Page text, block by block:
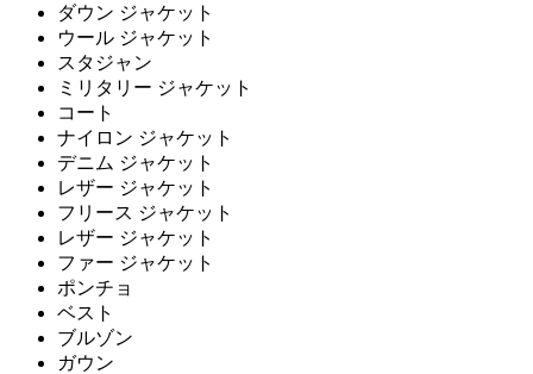
ダウン ジャケット
ウール ジャケット
スタジャン
ミリタリー ジャケット
コート
ナイロン ジャケット
デニム ジャケット
レザー ジャケット
フリース ジャケット
レザー ジャケット
ファー ジャケット
ポンチョ
ベスト
ブルゾン
ガウン